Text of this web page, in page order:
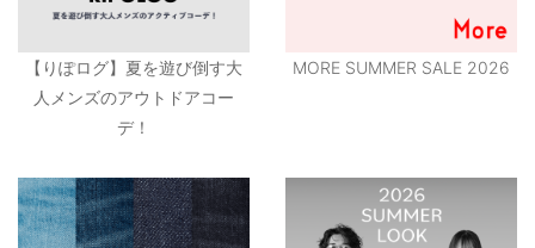
【りぽログ】夏を遊び倒す大
人メンズのアウトドアコー
デ！
MORE SUMMER SALE 2026